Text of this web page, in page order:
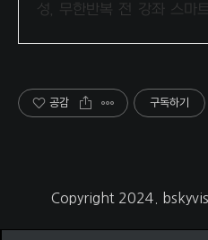
성, 무한반복 전 강좌 스마
공감 구독하기
Copyright 2024.